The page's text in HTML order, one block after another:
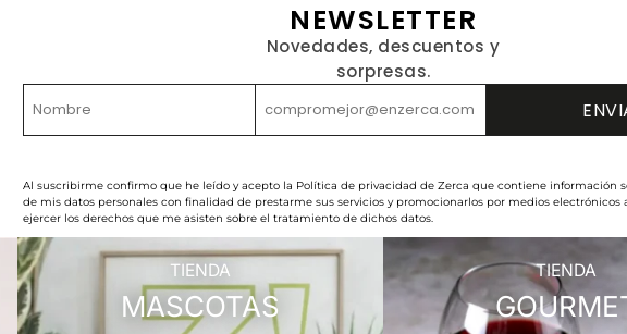
NEWSLETTER
Novedades, descuentos y
sorpresas.
Al suscribirme confirmo que he leído y acepto la Política de privacidad de Zerca que contiene información
de mis datos personales con finalidad de prestarme sus servicios y promocionarlos por medios electrónicos
ejercer los derechos que me asisten sobre el tratamiento de dichos datos.
TIENDA
MASCOTAS
TIENDA